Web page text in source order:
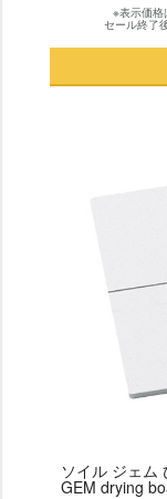
※表示価格
セール終了
ソイル ジェム
GEM drying